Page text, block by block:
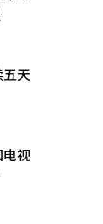
天
电视